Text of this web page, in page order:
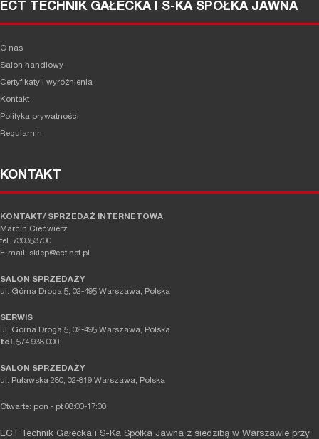
ECT TECHNIK GAŁECKA I S-KA SPÓŁKA JAWNA
O nas
Salon handlowy
Certyfikaty i wyróżnienia
Kontakt
Polityka prywatności
Regulamin
KONTAKT
KONTAKT/ SPRZEDAŻ INTERNETOWA
Marcin Ciećwierz
tel. 730353700
E-mail: sklep@ect.net.pl
SALON SPRZEDAŻY
ul. Górna Droga 5, 02-495 Warszawa, Polska
SERWIS
ul. Górna Droga 5, 02-495 Warszawa, Polska
tel. 574 938 000
SALON SPRZEDAŻY
ul. Puławska 280, 02-819 Warszawa, Polska
Otwarte: pon - pt 08:00-17:00
ECT Technik Gałecka i S-Ka Spółka Jawna z siedzibą w Warszawie przy